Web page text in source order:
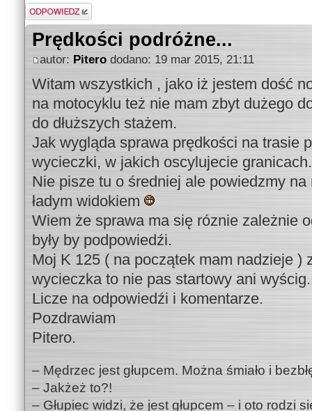
Odpowiedz
Prędkości podróżne...
autor: Piterododano: 19 mar 2015, 21:11
Witam wszystkich , jako iż jestem dość
na motocyklu też nie mam zbyt dużego
do dłuższych stażem.
Jak wygląda sprawa prędkości na trasie
wycieczki, w jakich oscylujecie granicach.
Nie pisze tu o średniej ale powiedzmy
ładym widokiem
Wiem że sprawa ma się róznie zależnie
były by podpowiedźi.
Moj K 125 ( na początek mam nadzieje )
wycieczka to nie pas startowy ani wyścig.
Licze na odpowiedźi i komentarze.
Pozdrawiam
Pitero.
– Mędrzec jest głupcem. Można śmiało i
– Jakżeż to?!
– Głupiec widzi, że jest głupcem – i oto rodzi